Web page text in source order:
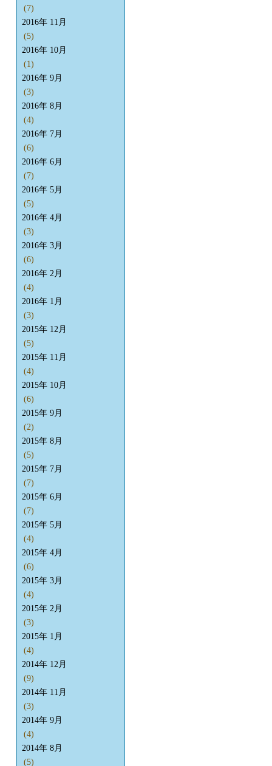
(7)
2016年 11月
(5)
2016年 10月
(1)
2016年 9月
(3)
2016年 8月
(4)
2016年 7月
(6)
2016年 6月
(7)
2016年 5月
(5)
2016年 4月
(3)
2016年 3月
(6)
2016年 2月
(4)
2016年 1月
(3)
2015年 12月
(5)
2015年 11月
(4)
2015年 10月
(6)
2015年 9月
(2)
2015年 8月
(5)
2015年 7月
(7)
2015年 6月
(7)
2015年 5月
(4)
2015年 4月
(6)
2015年 3月
(4)
2015年 2月
(3)
2015年 1月
(4)
2014年 12月
(9)
2014年 11月
(3)
2014年 9月
(4)
2014年 8月
(5)